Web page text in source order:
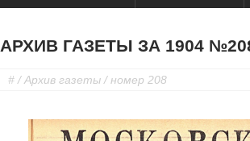
АРХИВ ГАЗЕТЫ ЗА 1904
# /Архив газеты / номер 208